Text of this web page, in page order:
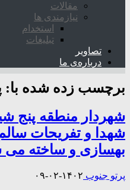
مقالات
نیازمندی ها
استخدام
تبلیغات
تصاویر
درباره‌ی ما
برچسب زده شده با:
شهردار منطقه پنج
شهدا و تفریحات
بهسازی و ساخته می
پرتو جنوب ۱۴۰۲-۰۲-۰۹